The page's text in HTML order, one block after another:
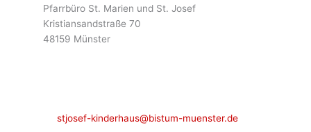
Pfarrbüro St. Marien und St. Josef
Kristiansandstraße 70
48159 Münster
stjosef-kinderhaus@bistum-muenster.de